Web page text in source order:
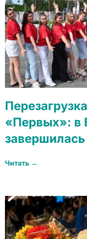
«Первых»: в
Читать →